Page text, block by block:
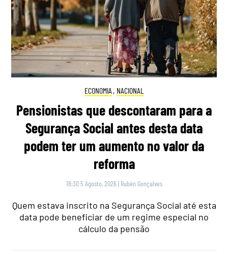
ECONOMIA , NACIONAL
Pensionistas que descontaram para a
Segurança Social antes desta data
podem ter um aumento no valor da
reforma
18:30 5 Agosto, 2026 | Rubén Gonçalves
Quem estava inscrito na Segurança Social até esta
data pode beneficiar de um regime especial no
cálculo da pensão